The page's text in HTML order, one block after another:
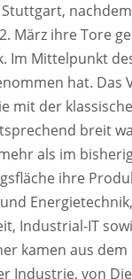
März ihre Tore
Im Mittelpunkt
hat.
mit der
breit
als im
ihre
Industrial-IT
kamen aus
Industrie, von